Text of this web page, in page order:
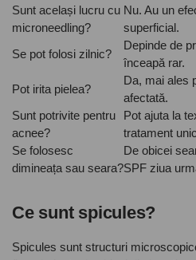
Sunt același lucru cu
microneedling?
Nu. Au un
superficial.
Se pot folosi zilnic?
Depinde de
înceapă rar.
Pot irita pielea?
Da, mai ales
afectată.
Sunt potrivite pentru
acnee?
Pot ajuta la
tratament
Se folosesc
dimineața sau seara?
De obicei
SPF ziua
Ce sunt spicules?
Spicules sunt structuri